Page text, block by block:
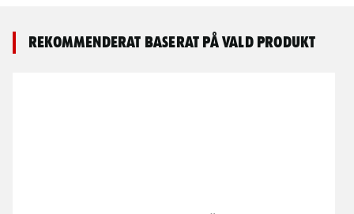
Rekommenderat baserat på vald produkt